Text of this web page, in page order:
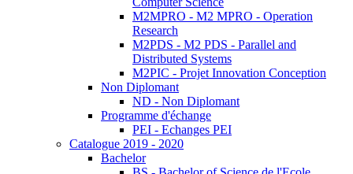
M2MPRO - M2 MPRO - Operation
Research
M2PDS - M2 PDS - Parallel and
Distributed Systems
M2PIC - Projet Innovation Conception
Non Diplomant
ND - Non Diplomant
Programme d'échange
PEI - Echanges PEI
Catalogue 2019 - 2020
Bachelor